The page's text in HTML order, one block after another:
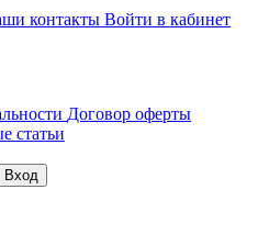
контакты Войти в кабинет
Договор оферты
статьи
Вход